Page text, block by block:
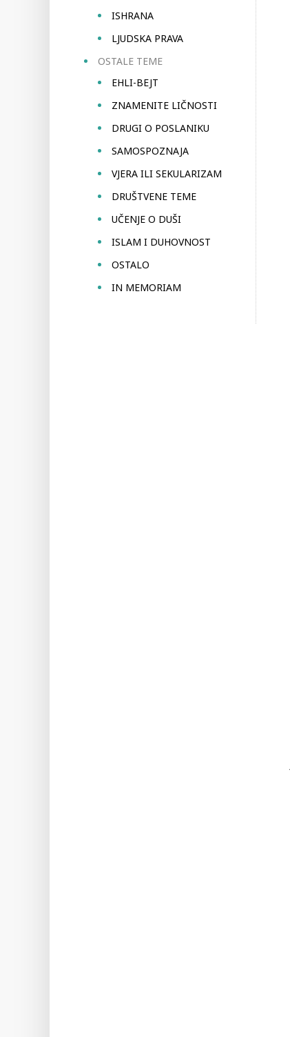
ISHRANA
LJUDSKA PRAVA
OSTALE TEME
EHLI-BEJT
ZNAMENITE LIČNOSTI
DRUGI O POSLANIKU
SAMOSPOZNAJA
VJERA ILI SEKULARIZAM
DRUŠTVENE TEME
UČENJE O DUŠI
ISLAM I DUHOVNOST
OSTALO
IN MEMORIAM